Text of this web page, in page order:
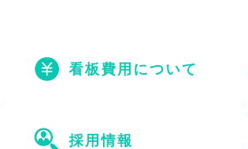
看板費用について
採用情報